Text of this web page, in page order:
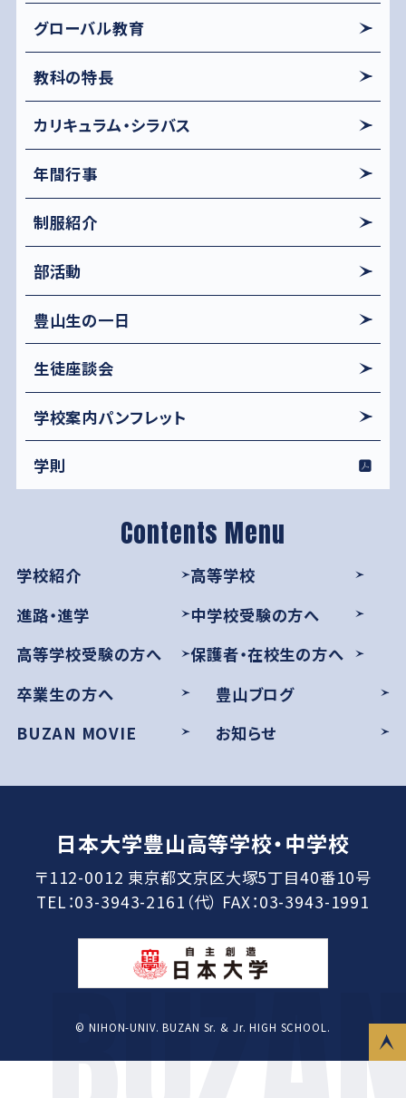
学校紹介
グローバル教育
教科の特長
カリキュラム・シラバス
年間行事
制服紹介
部活動
豊山生の一日
生徒座談会
学校案内パンフレット
学則
高等学校
進路・進学
中学校受験の方へ
高等学校受験の方へ
保護者・在校生の方へ
卒業生の方へ
豊山ブログ
BUZAN MOVIE
お知らせ
日本大学豊山高等学校・中学校
〒112-0012 東京都文京区大塚5丁目40番10号
TEL：03-3943-2161（代） FAX：03-3943-1991
© NIHON-UNIV. BUZAN Sr. & Jr. HIGH SCHOOL.